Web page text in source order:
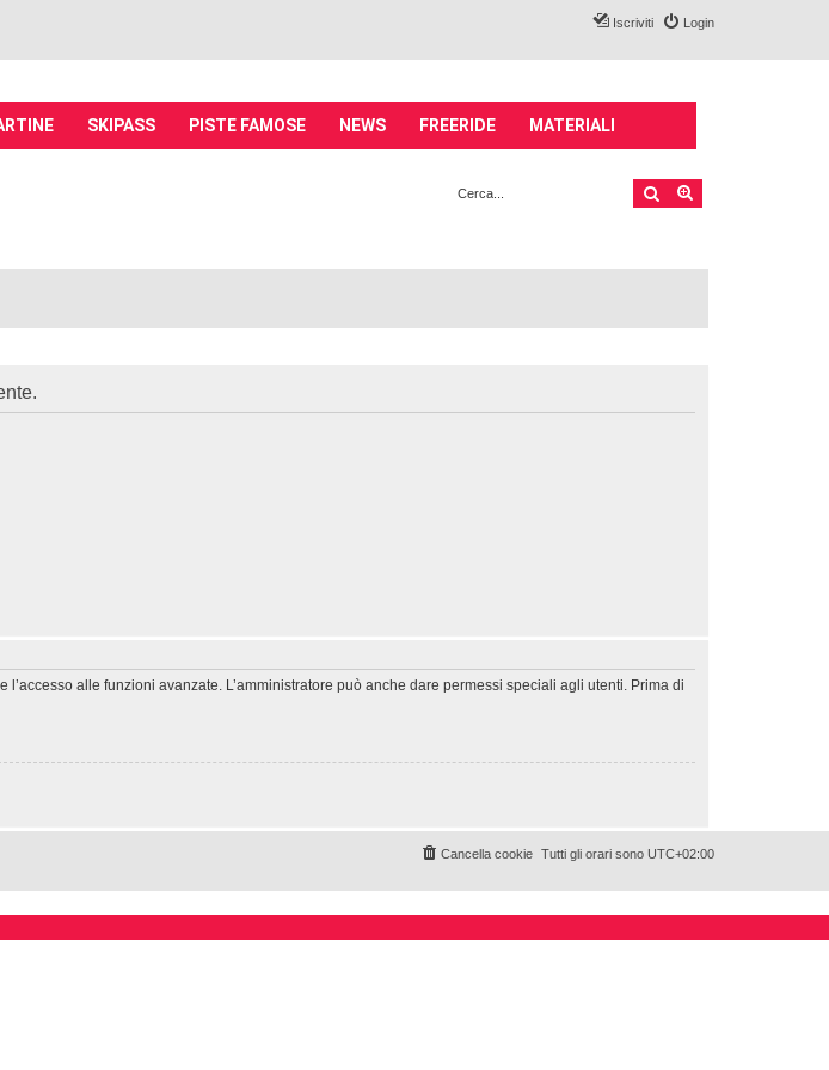
Login
Iscriviti
SKIPASS PISTE FAMOSE NEWS FREERIDE MATERIALI
Cerca
alle funzioni avanzate. L’amministratore può anche dare permessi speciali agli utenti. Prima di
Tutti gli orari sono UTC+02:00
Cancella cookie